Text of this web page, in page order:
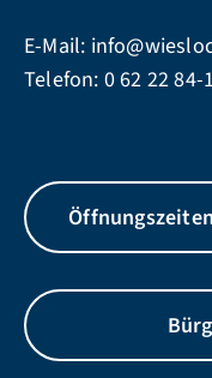
E-Mail:
Telefon: 0 62 22 84-1